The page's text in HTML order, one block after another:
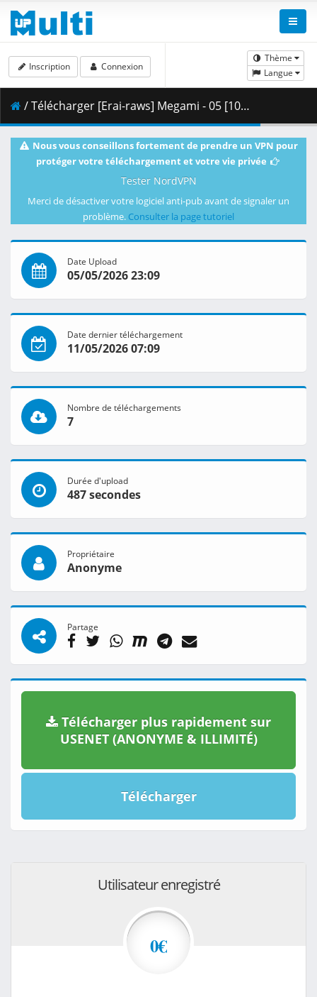
Thème
Langue
Inscription Connexion
/ Télécharger [Erai-raws] Megami - 05 [1080p CR WEBRip HEVC AAC][MultiSub][C00170AD].mkv.002 ( 418.58 MB )
Nous vous conseillons fortement de prendre un VPN pour
protéger votre téléchargement et votre vie privée
Tester NordVPN
Merci de désactiver votre logiciel anti-pub avant de signaler un
problème. Consulter la page tutoriel
Date Upload
05/05/2026 23:09
Date dernier téléchargement
11/05/2026 07:09
Nombre de téléchargements
7
Durée d'upload
487 secondes
Propriétaire
Anonyme
Partage
Télécharger plus rapidement sur
USENET (ANONYME & ILLIMITÉ)
Télécharger
Utilisateur enregistré
0€